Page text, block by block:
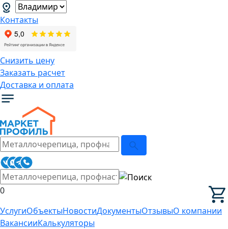
Контакты
Снизить цену
Заказать расчет
Доставка и оплата
0
УслугиОбъектыНовостиДокументыОтзывыО компании
ВакансииКалькуляторы